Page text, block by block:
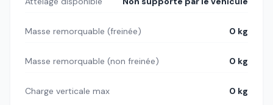
Masse remorquable (freinée) 0 kg
Masse remorquable (non freinée) 0 kg
Charge verticale max 0 kg